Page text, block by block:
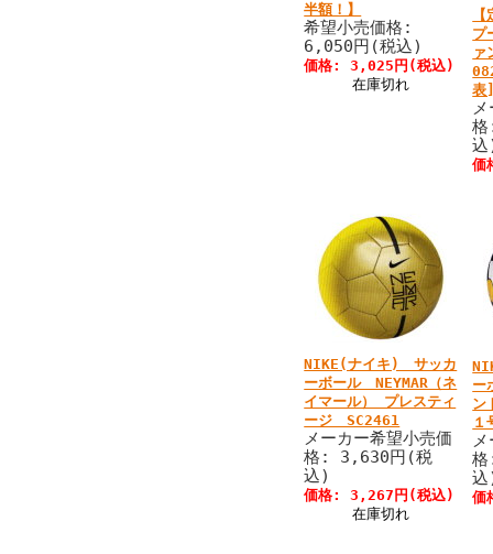
半額！】
希望小売価格:
6,050円(税込)
価格: 3,025円(税込)
在庫切れ
プ
表
価
NIKE(ナイキ) サッカ
ーボール NEYMAR（ネ
イマール） プレスティ
ージ SC2461
メーカー希望小売価
格: 3,630円(税
込)
価格: 3,267円(税込)
在庫切れ
ー
価